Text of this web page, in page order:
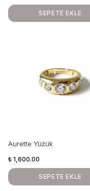
SEPETE EKLE
Aurette Yüzük
₺ 1,600.00
SEPETE EKLE